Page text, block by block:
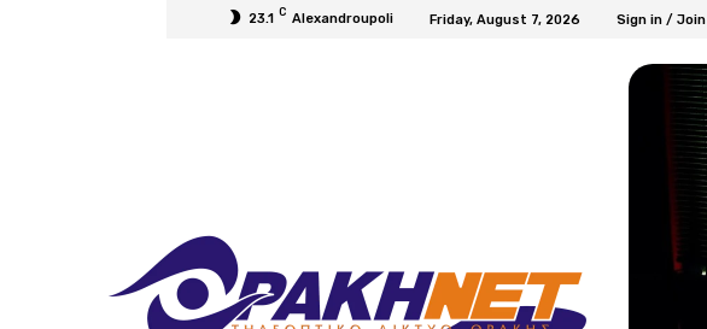
23.1 C Alexandroupoli Friday, August 7, 2026 Sign in / Join